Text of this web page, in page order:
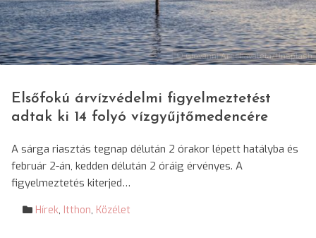
© Giovanni Arechavaleta/Unsplash
Elsőfokú árvízvédelmi figyelmeztetést
adtak ki 14 folyó vízgyűjtőmedencére
A sárga riasztás tegnap délután 2 órakor lépett hatályba és
február 2-án, kedden délután 2 óráig érvényes. A
figyelmeztetés kiterjed…
Hírek, Itthon, Közélet